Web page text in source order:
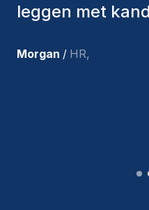
aangenomen,
tevreden met de